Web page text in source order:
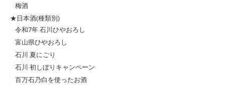
梅酒
★日本酒(種類別)
令和7年 石川ひやおろし
富山県ひやおろし
石川 夏にごり
石川 初しぼりキャンペーン
百万石乃白を使ったお酒